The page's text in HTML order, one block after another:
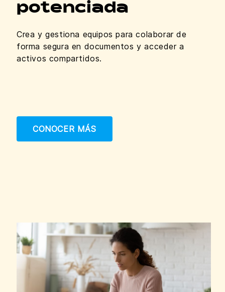
potenciada
Crea y gestiona equipos para colaborar de
forma segura en documentos y acceder a
activos compartidos.
CONOCER MÁS